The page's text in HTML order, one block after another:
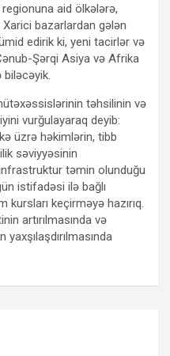
aid ölkələrə,
bazarlardan gələn
edirik ki, yeni tacirlər və
Şərqi Asiya və Afrika
təhsilinin və
vurğulayaraq deyib:
üzrə həkimlərin, tibb
səviyyəsinin
təmin olunduğu
istifadəsi ilə bağlı
keçirməyə hazırıq.
artırılmasında və